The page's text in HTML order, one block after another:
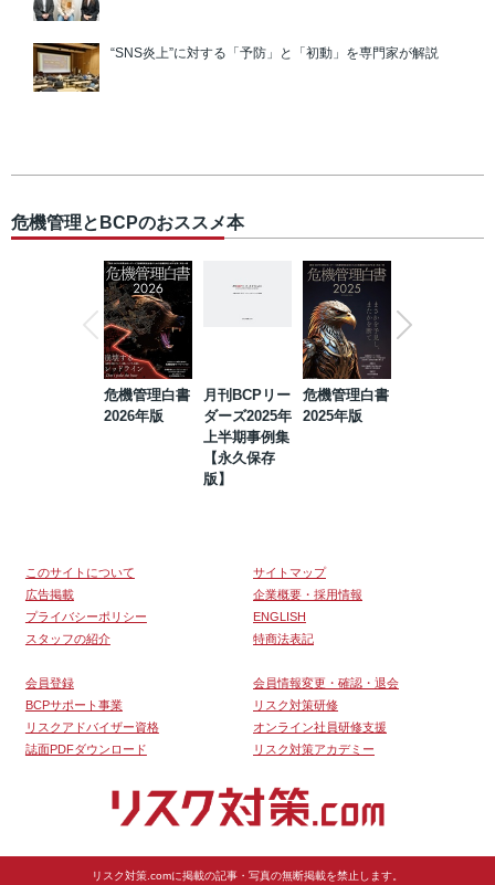
“SNS炎上”に対する「予防」と「初動」を専門家が解説
危機管理とBCPのおススメ本
危機管理白書
2026年版
月刊BCPリー
ダーズ2025年
上半期事例集
【永久保存
版】
危機管理白書
2025年版
このサイトについて
サイトマップ
広告掲載
企業概要・採用情報
プライバシーポリシー
ENGLISH
スタッフの紹介
特商法表記
会員登録
会員情報変更・確認・退会
BCPサポート事業
リスク対策研修
リスクアドバイザー資格
オンライン社員研修支援
誌面PDFダウンロード
リスク対策アカデミー
リスク対策.comに掲載の記事・写真の無断掲載を禁止します。